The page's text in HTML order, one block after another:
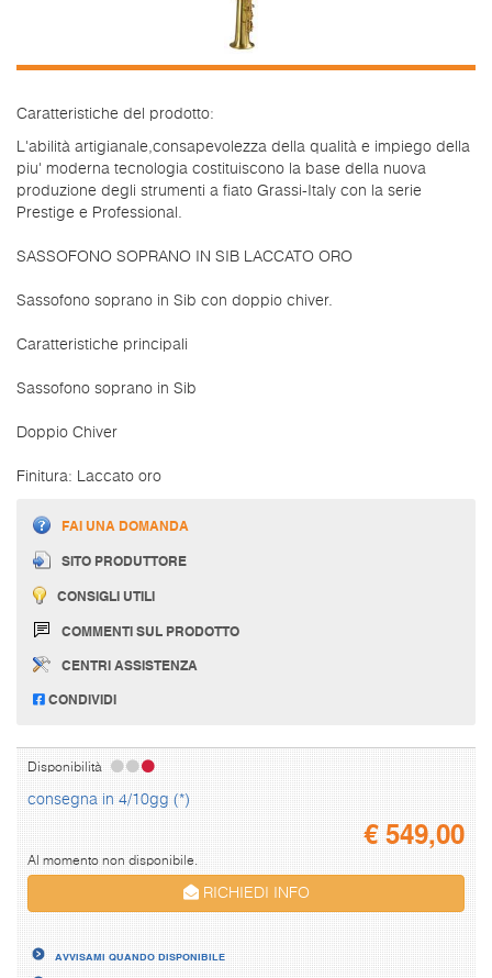
Caratteristiche del prodotto:
L'abilità artigianale,consapevolezza della qualità e impiego della
piu' moderna tecnologia costituiscono la base della nuova
produzione degli strumenti a fiato Grassi-Italy con la serie
Prestige e Professional.
SASSOFONO SOPRANO IN SIB LACCATO ORO
Sassofono soprano in Sib con doppio chiver.
Caratteristiche principali
Sassofono soprano in Sib
Doppio Chiver
Finitura: Laccato oro
FAI UNA DOMANDA
SITO PRODUTTORE
CONSIGLI UTILI
COMMENTI SUL PRODOTTO
CENTRI ASSISTENZA
CONDIVIDI
Disponibilità
consegna in 4/10gg (*)
€549,00
Al momento non disponibile.
RICHIEDI INFO
AVVISAMI QUANDO DISPONIBILE